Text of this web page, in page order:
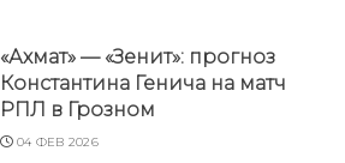
«Ахмат» — «Зенит»: прогноз
Константина Генича на матч
РПЛ в Грозном
04 ФЕВ 2026